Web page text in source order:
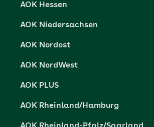
AOK Hessen
AOK Niedersachsen
AOK Nordost
AOK NordWest
AOK PLUS
AOK Rheinland/Hamburg